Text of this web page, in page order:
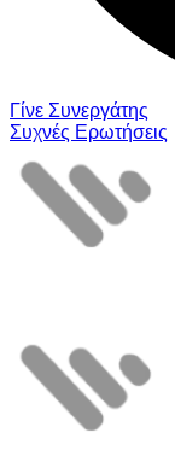
Γίνε Συνεργάτης
Συχνές Ερωτήσεις